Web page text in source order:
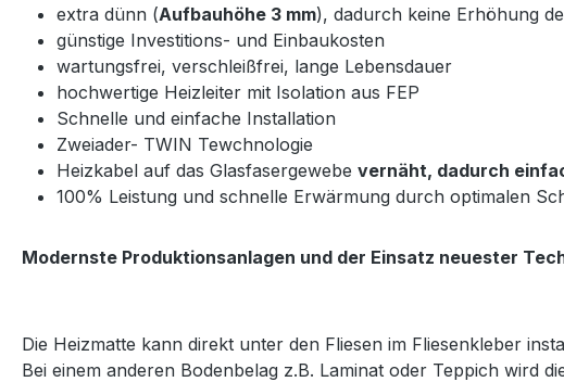
extra dünn (Aufbauhöhe 3 mm), dadurch keine Erhöhung
günstige Investitions- und Einbaukosten
wartungsfrei, verschleißfrei, lange Lebensdauer
hochwertige Heizleiter mit Isolation aus FEP
Schnelle und einfache Installation
Zweiader- TWIN Tewchnologie
Heizkabel auf das Glasfasergewebe vernäht, dadurch
100% Leistung und schnelle Erwärmung durch optimalen
Modernste Produktionsanlagen und der Einsatz neuester
Die Heizmatte kann direkt unter den Fliesen im Fliesenkleber
Bei einem anderen Bodenbelag z.B. Laminat oder Teppich wird